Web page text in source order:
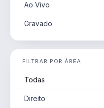
Ao Vivo
Gravado
FILTRAR POR ÁREA
Todas
Direito